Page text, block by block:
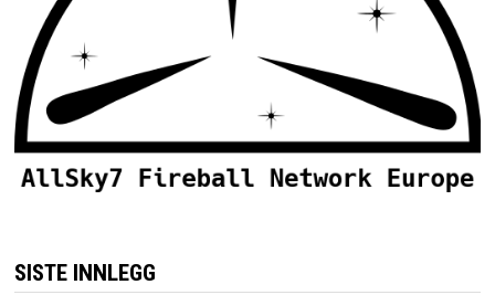
SISTE INNLEGG